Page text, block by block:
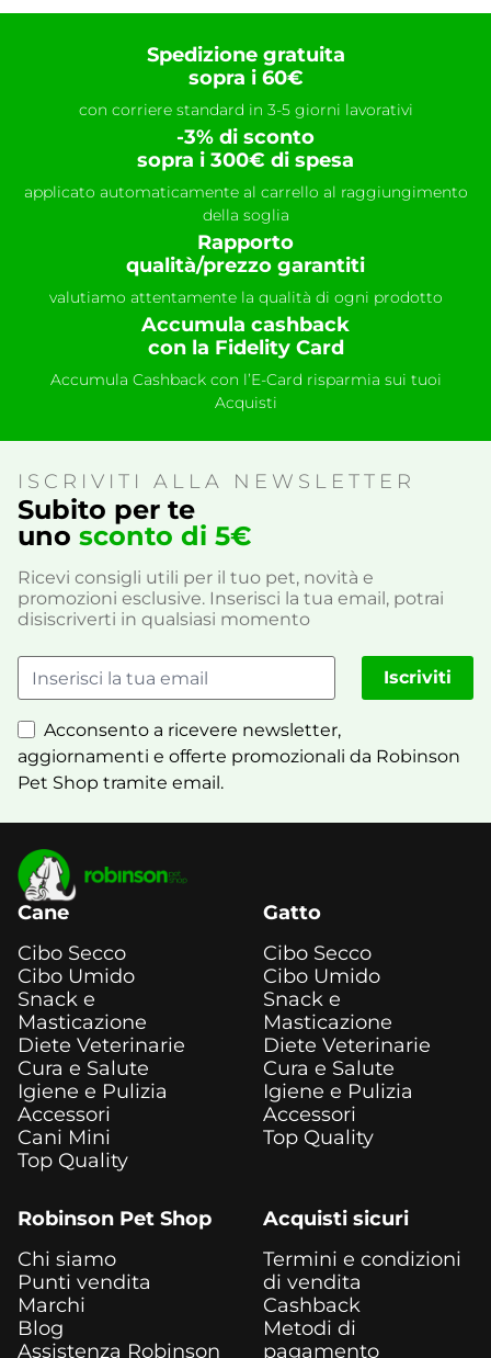
Spedizione gratuita
sopra i 60€
con corriere standard in 3-5 giorni lavorativi
-3% di sconto
sopra i 300€ di spesa
applicato automaticamente al carrello al raggiungimento
della soglia
Rapporto
qualità/prezzo garantiti
valutiamo attentamente la qualità di ogni prodotto
Accumula cashback
con la Fidelity Card
Accumula Cashback con l’E-Card risparmia sui tuoi
Acquisti
ISCRIVITI ALLA NEWSLETTER
Subito per te
uno sconto di 5€
Ricevi consigli utili per il tuo pet, novità e
promozioni esclusive. Inserisci la tua email, potrai
disiscriverti in qualsiasi momento
Acconsento a ricevere newsletter,
aggiornamenti e offerte promozionali da Robinson
Pet Shop tramite email.
Iscriviti
Cane
Cibo Secco
Cibo Umido
Snack e
Masticazione
Diete Veterinarie
Cura e Salute
Igiene e Pulizia
Accessori
Cani Mini
Top Quality
Gatto
Cibo Secco
Cibo Umido
Snack e
Masticazione
Diete Veterinarie
Cura e Salute
Igiene e Pulizia
Accessori
Top Quality
Robinson Pet Shop
Chi siamo
Punti vendita
Marchi
Blog
Assistenza Robinson
Acquisti sicuri
Termini e condizioni
di vendita
Cashback
Metodi di
pagamento